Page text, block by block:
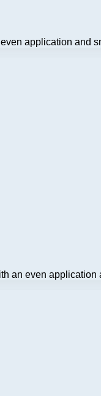
application and
an even